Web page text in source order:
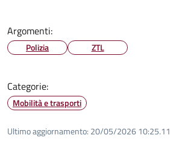
Argomenti:
Polizia ZTL
Categorie:
Mobilità e trasporti
Ultimo aggiornamento: 20/05/2026 10:25.11